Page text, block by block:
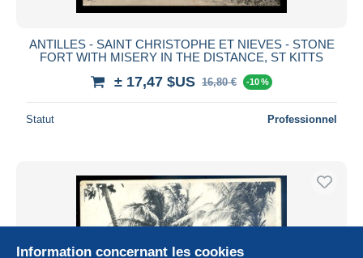
ANTILLES - SAINT CHRISTOPHE ET NIEVES - STONE
FORT WITH MISERY IN THE DISTANCE, ST KITTS
± 17,47 $US 16,80 € -10 %
Statut Professionnel
Information concernant les cookies